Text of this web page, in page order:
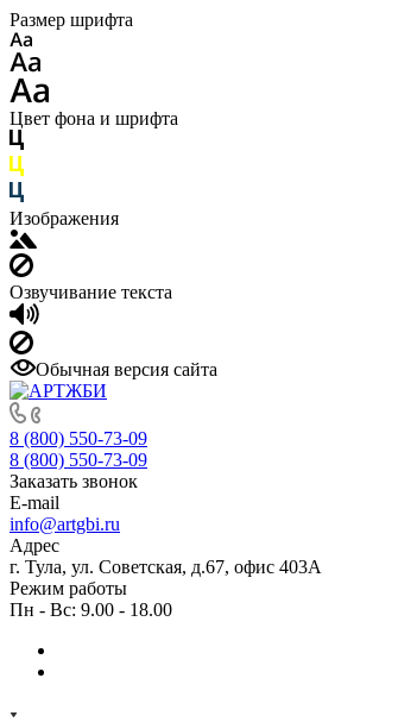
Размер шрифта
Цвет фона и шрифта
Изображения
Озвучивание текста
Обычная версия сайта
8 (800) 550-73-09
8 (800) 550-73-09
Заказать звонок
E-mail
info@artgbi.ru
Адрес
г. Тула, ул. Советская, д.67, офис 403А
Режим работы
Пн - Вс: 9.00 - 18.00